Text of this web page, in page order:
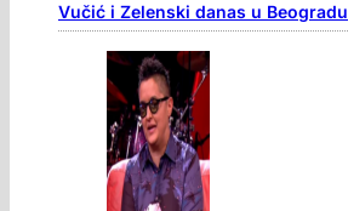
Vučić i Zelenski danas u Beogradu